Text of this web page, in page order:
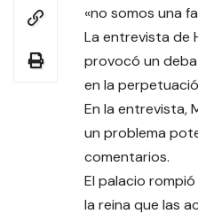
«no somos una
La entrevista de
provocó un
en la
En la entrevista,
un problema
comentarios.
El palacio
la reina que las